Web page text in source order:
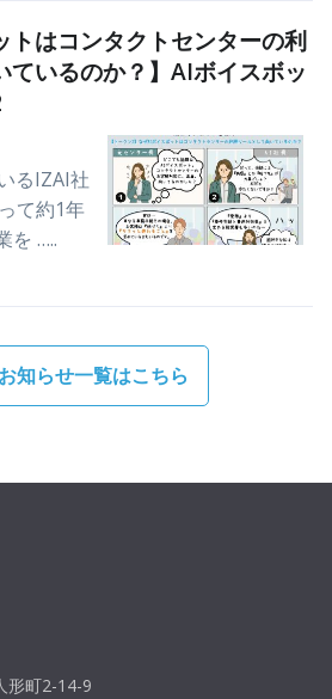
トはコンタクトセンターの利
ているのか？】AIボイスボッ
るIZAI社
て約1年
を …..
知らせ一覧はこちら
形町2-14-9